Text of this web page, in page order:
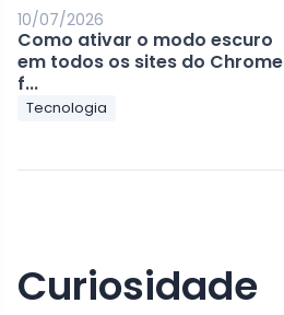
10/07/2026
Como ativar o modo escuro
em todos os sites do Chrome
f...
Tecnologia
Curiosidade